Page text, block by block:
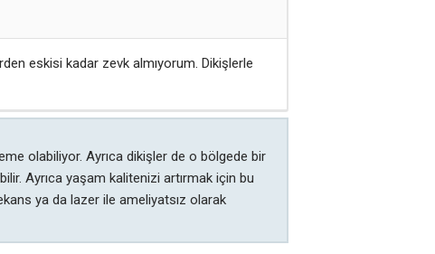
eskisi kadar zevk almıyorum. Dikişlerle
olabiliyor. Ayrıca dikişler de o bölgede bir
Ayrıca yaşam kalitenizi artırmak için bu
ya da lazer ile ameliyatsız olarak